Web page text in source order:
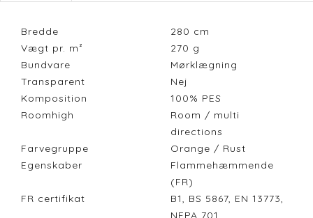
Bredde 280 cm
Vægt pr. m²
270 g
Bundvare
Mørklægning
Transparent
Nej
Komposition
100% PES
Roomhigh
Room / multi
directions
Farvegruppe
Orange / Rust
Egenskaber
Flammehæmmende
(FR)
FR certifikat
B1, BS 5867, EN 13773,
NFPA 701